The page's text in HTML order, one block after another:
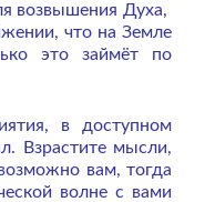
возвышения Духа,
что на Земле
это займёт по
в доступном
Взрастите мысли,
вам, тогда
волне с вами